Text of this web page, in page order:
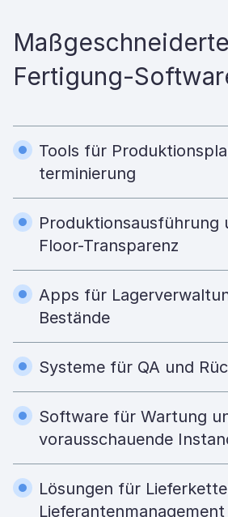
Maßgeschneiderte
Fertigung-
Tools für
terminierung
Produktionsausführung
Floor-Transparenz
Apps für
Bestände
Systeme für QA und
Software für Wartung
vorausschauende
Lösungen für
Lieferantenmanagement